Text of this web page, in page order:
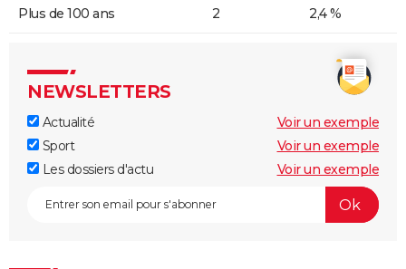
Plus de 100 ans 2 2,4 %
NEWSLETTERS
Actualité
Voir un exemple
Sport
Voir un exemple
Les dossiers d'actu
Voir un exemple